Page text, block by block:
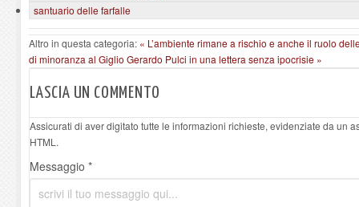
santuario delle farfalle
Altro in questa categoria: « L’ambiente rimane a rischio e anche il ruolo
di minoranza al Giglio Gerardo Pulci in una lettera senza ipocrisie »
LASCIA UN COMMENTO
Assicurati di aver digitato tutte le informazioni richieste, evidenziate da un
HTML.
Messaggio *